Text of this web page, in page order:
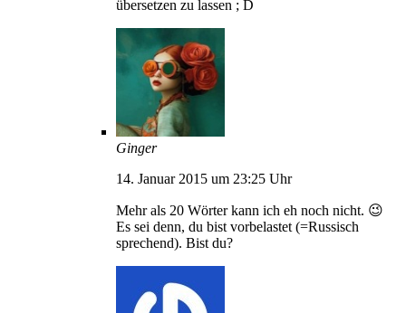
übersetzen zu lassen ; D
Ginger
14. Januar 2015 um 23:25 Uhr
Mehr als 20 Wörter kann ich eh noch nicht. 😉
Es sei denn, du bist vorbelastet (=Russisch
sprechend). Bist du?